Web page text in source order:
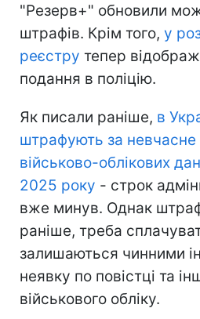
"Резерв+" обновили
штрафів. Крім того, у
реєстру тепер
подання в поліцію.
Як писали раніше, в
штрафують за невчасне
військово-облікових
2025 року - строк
вже минув. Однак
раніше, треба
залишаються чинними
неявку по повістці та
військового обліку.